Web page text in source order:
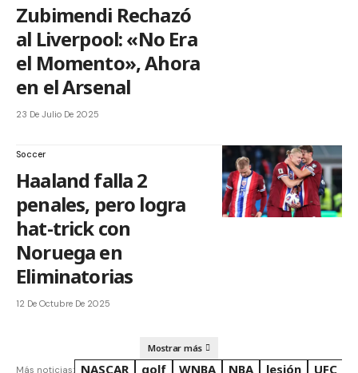
Zubimendi Rechazó
al Liverpool: «No Era
el Momento», Ahora
en el Arsenal
23 De Julio De 2025
Soccer
Haaland falla 2
penales, pero logra
hat-trick con
Noruega en
Eliminatorias
12 De Octubre De 2025
Mostrar más
Más noticias: NASCAR golf WNBA NBA lesión UFC